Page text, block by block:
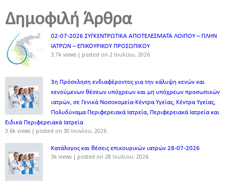
Δημοφιλή Άρθρα
02-07-2026 ΣΥΓΚΕΝΤΡΩΤΙΚΑ ΑΠΟΤΕΛΕΣΜΑΤΑ ΛΟΙΠΟΥ – ΠΛΗΝ
ΙΑΤΡΩΝ – ΕΠΙΚΟΥΡΙΚΟΥ ΠΡΟΣΩΠΙΚOY
3.7k views | posted on 2 Ιουλίου, 2026
3η Πρόσκληση ενδιαφέροντος για την κάλυψη κενών και
κενούμενων θέσεων υπόχρεων και μη υπόχρεων προσωπικών
ιατρών, σε Γενικά Νοσοκομεία-Κέντρα Υγείας, Κέντρα Υγείας,
Πολυδύναμα Περιφερειακά Ιατρεία, Περιφερειακά Ιατρεία και
Ειδικά Περιφερειακά Ιατρεία
3.6k views | posted on 30 Ιουνίου, 2026
Κατάλογος και θέσεις επικουρικών ιατρών 28-07-2026
3k views | posted on 28 Ιουλίου, 2026